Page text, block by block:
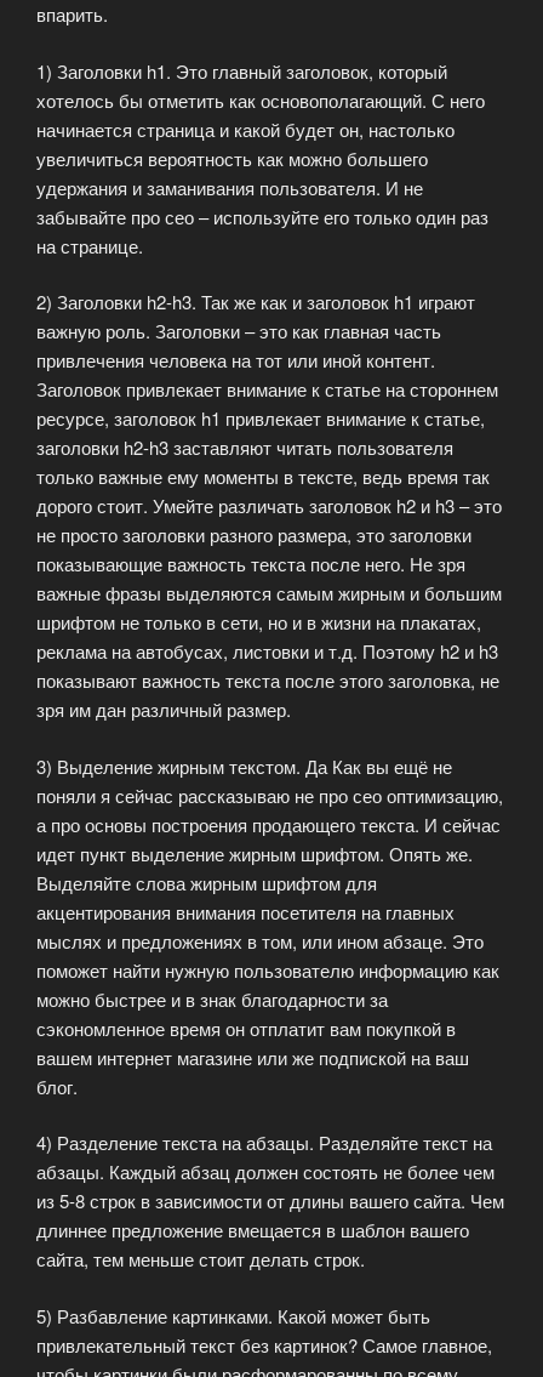
впарить.
1) Заголовки h1. Это главный заголовок, который
хотелось бы отметить как основополагающий. С него
начинается страница и какой будет он, настолько
увеличиться вероятность как можно большего
удержания и заманивания пользователя. И не
забывайте про сео – используйте его только один раз
на странице.
2) Заголовки h2-h3. Так же как и заголовок h1 играют
важную роль. Заголовки – это как главная часть
привлечения человека на тот или иной контент.
Заголовок привлекает внимание к статье на стороннем
ресурсе, заголовок h1 привлекает внимание к статье,
заголовки h2-h3 заставляют читать пользователя
только важные ему моменты в тексте, ведь время так
дорого стоит. Умейте различать заголовок h2 и h3 – это
не просто заголовки разного размера, это заголовки
показывающие важность текста после него. Не зря
важные фразы выделяются самым жирным и большим
шрифтом не только в сети, но и в жизни на плакатах,
реклама на автобусах, листовки и т.д. Поэтому h2 и h3
показывают важность текста после этого заголовка, не
зря им дан различный размер.
3) Выделение жирным текстом. Да Как вы ещё не
поняли я сейчас рассказываю не про сео оптимизацию,
а про основы построения продающего текста. И сейчас
идет пункт выделение жирным шрифтом. Опять же.
Выделяйте слова жирным шрифтом для
акцентирования внимания посетителя на главных
мыслях и предложениях в том, или ином абзаце. Это
поможет найти нужную пользователю информацию как
можно быстрее и в знак благодарности за
сэкономленное время он отплатит вам покупкой в
вашем интернет магазине или же подпиской на ваш
блог.
4) Разделение текста на абзацы. Разделяйте текст на
абзацы. Каждый абзац должен состоять не более чем
из 5-8 строк в зависимости от длины вашего сайта. Чем
длиннее предложение вмещается в шаблон вашего
сайта, тем меньше стоит делать строк.
5) Разбавление картинками. Какой может быть
привлекательный текст без картинок? Самое главное,